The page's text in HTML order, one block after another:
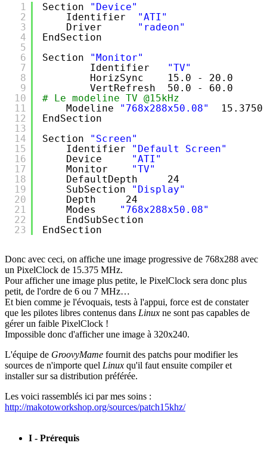
1
2
3
4
5
6
7
8
9
10
11
12
13
14
15
16
17
18
19
20
21
22
23
Section
"Device"
Identifier
"ATI"
Driver
"radeon"
EndSection
Section
"Monitor"
Identifier
"TV"
HorizSync    15.0 - 20.0
VertRefresh  50.0 - 60.0
# Le modeline TV @15kHz
Modeline
"768x288x50.08"
EndSection
Section
"Screen"
Identifier
"Default Screen"
Device
"ATI"
Monitor
"TV"
DefaultDepth     24
SubSection
"Display"
Depth     24
Modes
"768x288x50.08"
EndSubSection
EndSection
Donc avec ceci, on affiche une image progressive de 768x288 avec
un PixelClock de 15.375 MHz.
Pour afficher une image plus petite, le PixelClock sera donc plus
petit, de l'ordre de 6 ou 7 MHz…
Et bien comme je l'évoquais, tests à l'appui, force est de constater
que les pilotes libres contenus dans Linux ne sont pas capables de
gérer un faible PixelClock !
Impossible donc d'afficher une image à 320x240.
L'équipe de GroovyMame fournit des patchs pour modifier les
sources de n'importe quel Linux qu'il faut ensuite compiler et
installer sur sa distribution préférée.
Les voici rassemblés ici par mes soins :
http://makotoworkshop.org/sources/patch15khz/
I - Prérequis